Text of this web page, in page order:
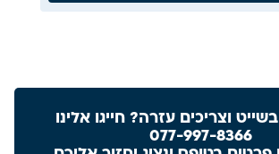
בשייט וצריכים עזרה? חייגו אלינו
077-997-8366